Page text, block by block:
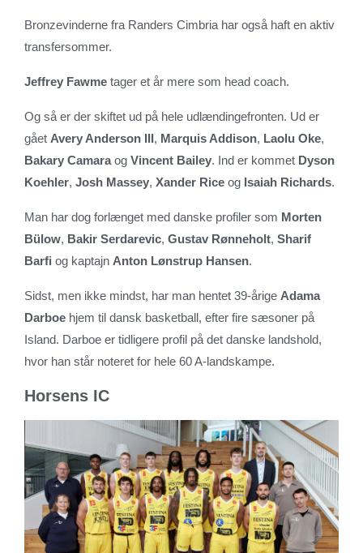
Bronzevinderne fra Randers Cimbria har også haft en aktiv
transfersommer.
Jeffrey Fawme tager et år mere som head coach.
Og så er der skiftet ud på hele udlændingefronten. Ud er
gået Avery Anderson III, Marquis Addison, Laolu Oke,
Bakary Camaraog Vincent Bailey. Ind er kommet Dyson
Koehler, Josh Massey, Xander Rice og Isaiah Richards.
Man har dog forlænget med danske profiler som Morten
Bülow, Bakir Serdarevic, Gustav Rønneholt, Sharif
Barfi og kaptajn Anton Lønstrup Hansen.
Sidst, men ikke mindst, har man hentet 39-årige Adama
Darboe hjem til dansk basketball, efter fire sæsoner på
Island. Darboe er tidligere profil på det danske landshold,
hvor han står noteret for hele 60 A-landskampe.
Horsens IC